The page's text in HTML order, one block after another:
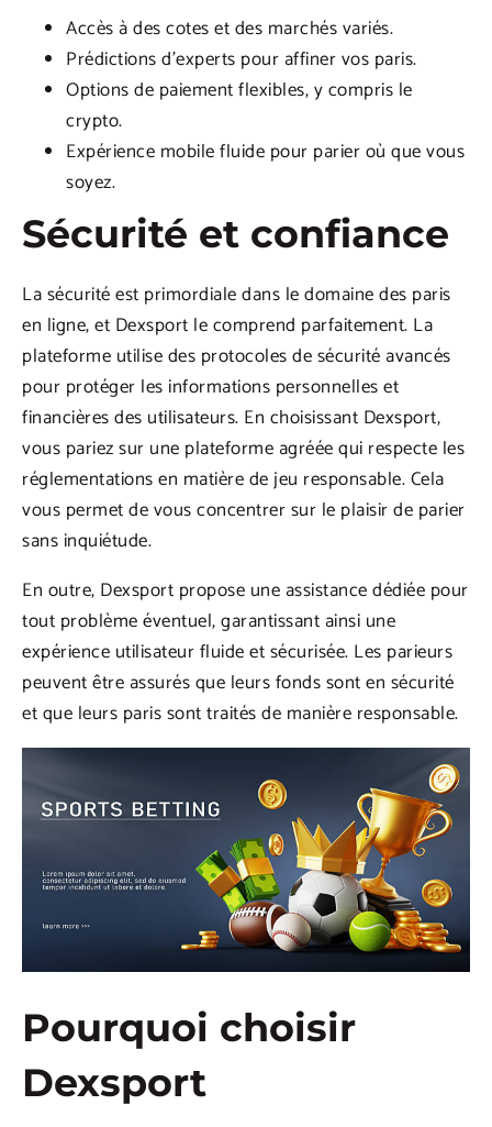
Accès à des cotes et des marchés variés.
Prédictions d’experts pour affiner vos paris.
Options de paiement flexibles, y compris le
crypto.
Expérience mobile fluide pour parier où que vous
soyez.
Sécurité et confiance
La sécurité est primordiale dans le domaine des paris
en ligne, et Dexsport le comprend parfaitement. La
plateforme utilise des protocoles de sécurité avancés
pour protéger les informations personnelles et
financières des utilisateurs. En choisissant Dexsport,
vous pariez sur une plateforme agréée qui respecte les
réglementations en matière de jeu responsable. Cela
vous permet de vous concentrer sur le plaisir de parier
sans inquiétude.
En outre, Dexsport propose une assistance dédiée pour
tout problème éventuel, garantissant ainsi une
expérience utilisateur fluide et sécurisée. Les parieurs
peuvent être assurés que leurs fonds sont en sécurité
et que leurs paris sont traités de manière responsable.
Pourquoi choisir
Dexsport